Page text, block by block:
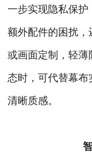
一步实现隐私保
额外配件的困扰
或画面定制，轻薄
态时，可代替幕
清晰质感。